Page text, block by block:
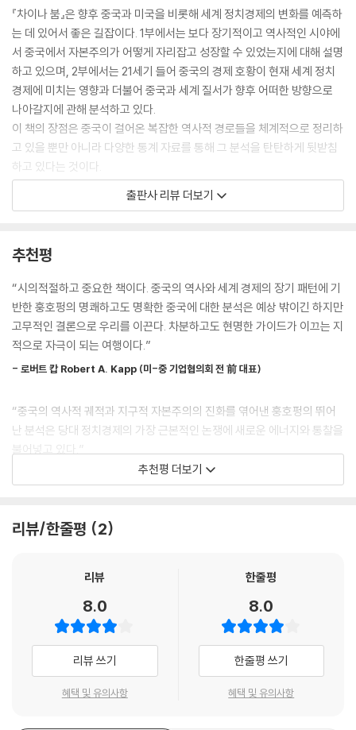
『차이나 붐』은 향후 중국과 미국을 비롯해 세계 정치경제의 변화를 예측하
는 데 있어서 좋은 길잡이다. 1부에서는 보다 장기적이고 역사적인 시야에
서 중국에서 자본주의가 어떻게 자리잡고 성장할 수 있었는지에 대해 설명
하고 있으며, 2부에서는 21세기 들어 중국의 경제 호황이 현재 세계 정치
경제에 미치는 영향과 더불어 중국과 세계 질서가 향후 어떠한 방향으로
나아갈지에 관해 분석하고 있다.
이 책의 장점은 중국이 걸어온 복잡한 역사적 경로들을 체계적으로 정리하
고 있을 뿐만 아니라 다양한 통계 자료를 통해 그 분석을 탄탄하게 뒷받침
하고 있다는 것이다.
중국이 기존 질서에 얼마나 의존하고 있는지와 중국 엘리트들의 이해관계
가 이 기존 질서와 어떻게 연계되어 있는지, 중국은 달러본위제의 영속화
없다는 게 결론이다.
훙호펑은 궁극적으로 이 책에서, 능력 면에서 제약을 받으면서도 태도 면
에서 점차 완강해지는 경제 기적 이후의 중국에 대하여 진지하게 경고하고
있다.
근본적으로 다른 ‘중국 자본주의’란 없다
이 책의 첫 번째 목적은 중국의 자본주의적 호황의 기원과 이 호황을 야기
한 1980년대의 사회적, 정치적 형성과정을 개관하는 것이다. 초기 근대 세
계에서 가장 번영한 시장경제로 찬사를 받았던 18세기 중국에서 왜 자본
주의가 자생적으로 나타나지 않았는가에 대한 문제를 다루며, 일본과는 달
리 19세기와 20세기 초반 중국의 국가 건설자들이 국가 주도의 자본주의
본주의적 호황의 토대가 된 마오 시기의 농촌-농업 및 도시-산업의 발전
특정 국가의 자본주의는 다른 어떤 국가의 자본주의와도 근본적으로 다르
지 않다는 게 저자의 기본적인 입장이다. 경제 체제로서 자본주의의 근본
원칙과 기본 동학은 보편적이다. 비록 자본주의가 어떤 시기에는 그 생산
력을 해방시키기도 하고 또 다른 시기에는 그 재생산을 구속시키기도 하는
역사적, 민족적으로 특정한 정치사회적 구조에 항상 얽매여 있음에도 불구
하고 말이다. ‘미국 자본주의’ ‘일본 자본주의’ ‘독일 자본주의’와는 근본적
으로 다른 ‘중국 자본주의’란 것은 존재하지 않는다고 저자는 강조한다.
출판사 리뷰 더보기
추천평
“시의적절하고 중요한 책이다. 중국의 역사와 세계 경제의 장기 패턴에 기
반한 훙호펑의 명쾌하고도 명확한 중국에 대한 분석은 예상 밖이긴 하지만
고무적인 결론으로 우리를 이끈다. 차분하고도 현명한 가이드가 이끄는 지
적으로 자극이 되는 여행이다.”
- 로버트 캅 Robert A. Kapp (미-중 기업협의회 전 前 대표)
“중국의 역사적 궤적과 지구적 자본주의의 진화를 엮어낸 훙호펑의 뛰어
난 분석은 당대 정치경제의 가장 근본적인 논쟁에 새로운 에너지와 통찰을
불어넣고 있다.”
- 피터 에번스 Peter Evans (UC버클리 교수)
장 큰 장점은 중국의 지배력 강화가 비현실적일 수 있으며, 최소한 시기상
- 빅터 시 Victor Shih (UC샌디에이고 교수)
“중요하고도 지적으로 자극적인 훙호펑의 이 책은 중국의 최근 경제 개혁
과 발전의 궤적을 적절한 역사적 맥락에 배치시켜 1949년 혹은 1978년
으로 시작하는 승리주의 혹은 패배주의의 서사에서 해방시킨다. 훙호펑은
이 책을 통해 지난 40년 동안의 중국이 청나라 초기부터 근대화와 씨름해
왔던 그 중국과 같은 중국이며, 이전에도 여러 번 같은 문제에 직면해왔다
추천평 더보기
리뷰/한줄평 2
리뷰
8.0
리뷰 쓰기
혜택 및 유의사항
한줄평
8.0
한줄평 쓰기
혜택 및 유의사항